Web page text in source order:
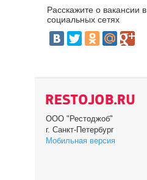
Расскажите о вакансии в
социальных сетях
ООО "Рестоджоб"
г. Санкт-Петербург
Мобильная версия